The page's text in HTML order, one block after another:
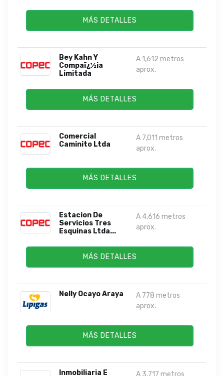
MÁS DETALLES
Bey Kahn Y
Compaï¿½ia
Limitada
A 1,612 metros
aprox.
MÁS DETALLES
Comercial
Caminito Ltda
A 7,011 metros
aprox.
MÁS DETALLES
Estacion De
Servicios Tres
Esquinas Ltda...
A 4,616 metros
aprox.
MÁS DETALLES
Nelly Ocayo Araya
A 778 metros
aprox.
MÁS DETALLES
Inmobiliaria E